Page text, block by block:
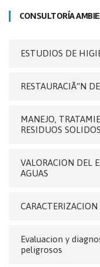
CONSULTORÍA
ESTUDIOS DE
RESTAURACIÃ“N
MANEJO,
RESIDUOS SOLIDOS
VALORACION DEL
AGUAS
CARACTERIZACION
Evaluacion y
peligrosos